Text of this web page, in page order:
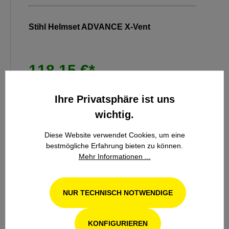
Stihl Helmset ADVANCE X-Vent
118,15 €*
DETAILS
IN DEN WARENKORB
Produktgalerie überspringen
FORSTZUBEHÖR
Ihre Privatsphäre ist uns
wichtig.
Diese Website verwendet Cookies, um eine
bestmögliche Erfahrung bieten zu können.
Mehr Informationen ...
NUR TECHNISCH NOTWENDIGE
KONFIGURIEREN